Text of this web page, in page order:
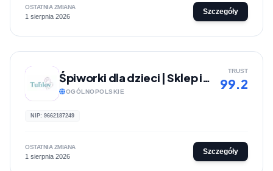
OSTATNIA ZMIANA
1 sierpnia 2026
Szczegóły
Śpiworki dla dzieci | Sklep internetowy Tulilov
OGÓLNOPOLSKIE
TRUST
99.2
NIP: 9662187249
OSTATNIA ZMIANA
1 sierpnia 2026
Szczegóły